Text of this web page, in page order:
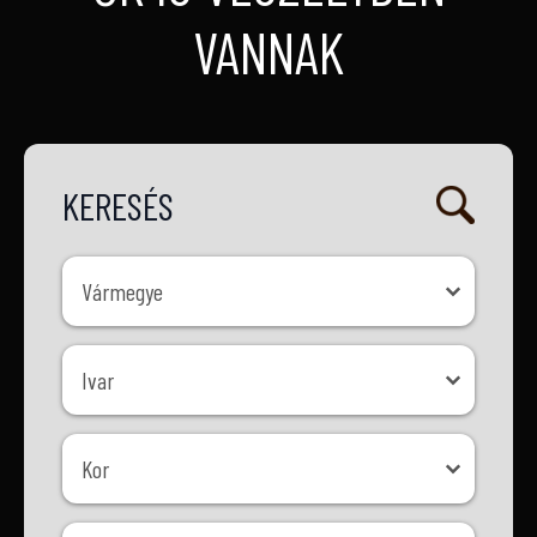
VANNAK
KERESÉS
Vármegye
Vármegye
Ivar
Ivar
Kor
Kor